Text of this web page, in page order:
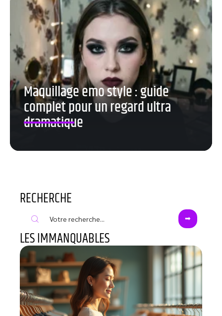
Maquillage emo style : guide
complet pour un regard ultra
dramatique
RECHERCHE
LES IMMANQUABLES